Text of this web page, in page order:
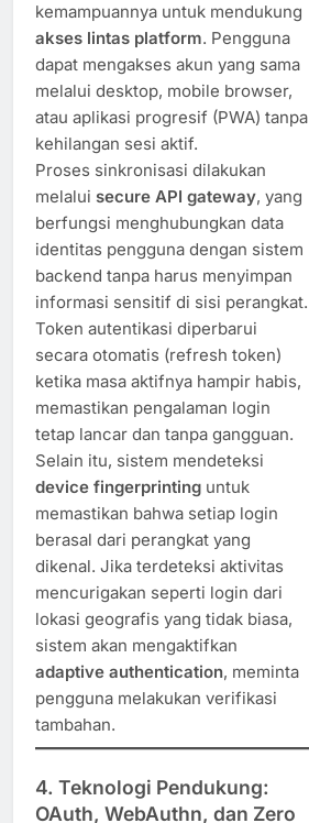
kemampuannya untuk mendukung
akses lintas platform. Pengguna
dapat mengakses akun yang sama
melalui desktop, mobile browser,
atau aplikasi progresif (PWA) tanpa
kehilangan sesi aktif.
Proses sinkronisasi dilakukan
melalui secure API gateway, yang
berfungsi menghubungkan data
identitas pengguna dengan sistem
backend tanpa harus menyimpan
informasi sensitif di sisi perangkat.
Token autentikasi diperbarui
secara otomatis (refresh token)
ketika masa aktifnya hampir habis,
memastikan pengalaman login
tetap lancar dan tanpa gangguan.
Selain itu, sistem mendeteksi
device fingerprinting untuk
memastikan bahwa setiap login
berasal dari perangkat yang
dikenal. Jika terdeteksi aktivitas
mencurigakan seperti login dari
lokasi geografis yang tidak biasa,
sistem akan mengaktifkan
adaptive authentication, meminta
pengguna melakukan verifikasi
tambahan.
4. Teknologi Pendukung:
OAuth, WebAuthn, dan Zero